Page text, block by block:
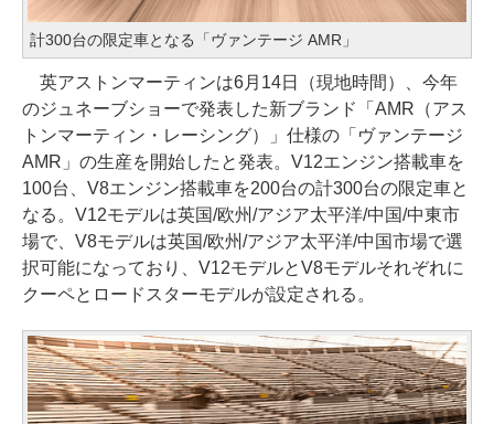
計300台の限定車となる「ヴァンテージ AMR」
英アストンマーティンは6月14日（現地時間）、今年
のジュネーブショーで発表した新ブランド「AMR（アス
トンマーティン・レーシング）」仕様の「ヴァンテージ
AMR」の生産を開始したと発表。V12エンジン搭載車を
100台、V8エンジン搭載車を200台の計300台の限定車と
なる。V12モデルは英国/欧州/アジア太平洋/中国/中東市
場で、V8モデルは英国/欧州/アジア太平洋/中国市場で選
択可能になっており、V12モデルとV8モデルそれぞれに
クーペとロードスターモデルが設定される。